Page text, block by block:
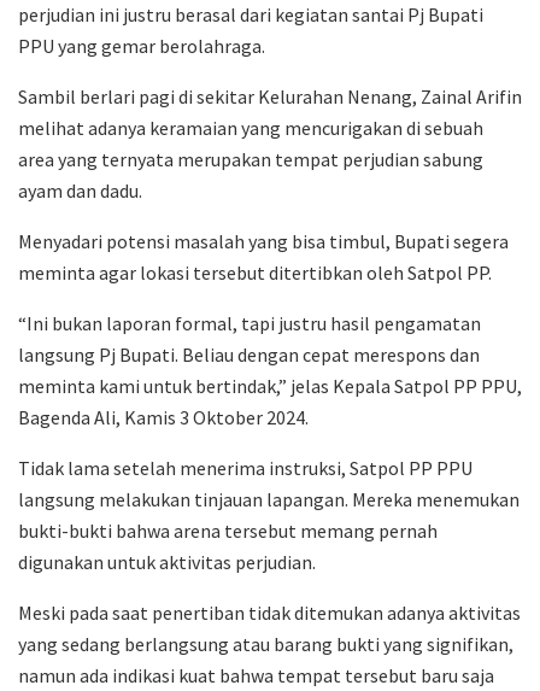
perjudian ini justru berasal dari kegiatan santai Pj Bupati
PPU yang gemar berolahraga.
Sambil berlari pagi di sekitar Kelurahan Nenang, Zainal Arifin
melihat adanya keramaian yang mencurigakan di sebuah
area yang ternyata merupakan tempat perjudian sabung
ayam dan dadu.
Menyadari potensi masalah yang bisa timbul, Bupati segera
meminta agar lokasi tersebut ditertibkan oleh Satpol PP.
“Ini bukan laporan formal, tapi justru hasil pengamatan
langsung Pj Bupati. Beliau dengan cepat merespons dan
meminta kami untuk bertindak,” jelas Kepala Satpol PP PPU,
Bagenda Ali, Kamis 3 Oktober 2024.
Tidak lama setelah menerima instruksi, Satpol PP PPU
langsung melakukan tinjauan lapangan. Mereka menemukan
bukti-bukti bahwa arena tersebut memang pernah
digunakan untuk aktivitas perjudian.
Meski pada saat penertiban tidak ditemukan adanya aktivitas
yang sedang berlangsung atau barang bukti yang signifikan,
namun ada indikasi kuat bahwa tempat tersebut baru saja